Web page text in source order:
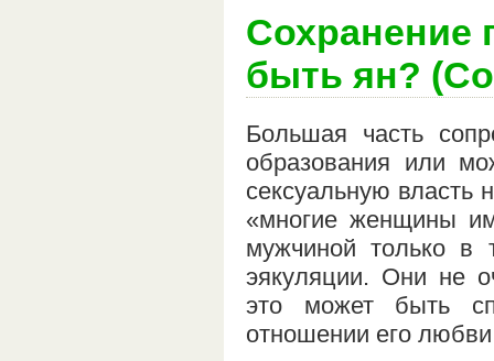
Сохранение
быть ян?
Большая часть
образования или
сексуальную
«многие женщины
мужчиной только в
эякуляции. Они не
это может быть
отношении его